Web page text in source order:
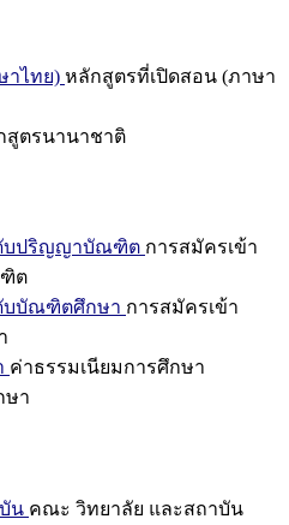
าไทย) หลักสูตรที่เปิดสอน (ภาษา
สูตรนานาชาติ
บปริญญาบัณฑิต การสมัครเข้า
ต
บบัณฑิตศึกษา การสมัครเข้า
ค่าธรรมเนียมการศึกษา
ษา
น คณะ วิทยาลัย และสถาบัน